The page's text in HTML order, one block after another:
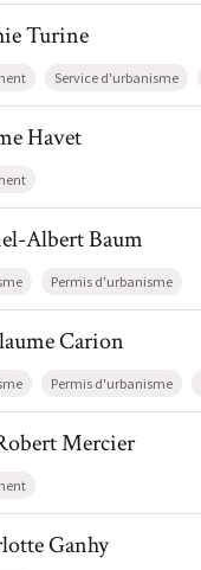
Turine
Turine
Service d'urbanisme
Havet
Havet
Albert Baum
AlbertBaum
Permis d'urbanisme
Carion
Carion
Permis d'urbanisme
Robert Mercier
Mercier
Ganhy
Ganhy